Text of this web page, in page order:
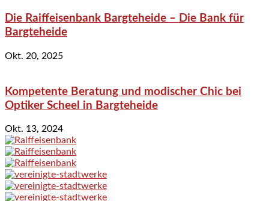
Die Raiffeisenbank Bargteheide – Die Bank für
Bargteheide
Okt. 20, 2025
Kompetente Beratung und modischer Chic bei
Optiker Scheel in Bargteheide
Okt. 13, 2024